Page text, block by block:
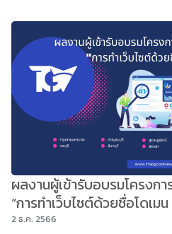
ผลงานผู้เข้ารับอบรมโครงก
“การทำเว็บไซต์ด้วยชื่อโดเม
2 ธ.ค. 2566